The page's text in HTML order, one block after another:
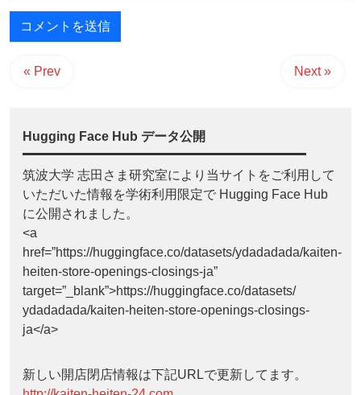
« Prev Next »
Hugging Face Hub データ公開
筑波大学 志田さま研究室により当サイトをご利用して
いただいた情報を学術利用限定で Hugging Face Hub
に公開されました。
<a
href=”https://huggingface.co/datasets/ydadadada/kaiten-
heiten-store-openings-closings-ja”
target=”_blank”>https://huggingface.co/datasets/
ydadadada/kaiten-heiten-store-openings-closings-
ja</a>
新しい開店閉店情報は下記URLで更新してます。